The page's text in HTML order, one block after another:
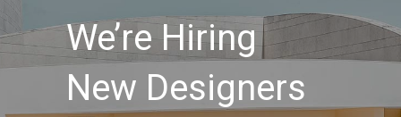
We’re Hiring
New Designers